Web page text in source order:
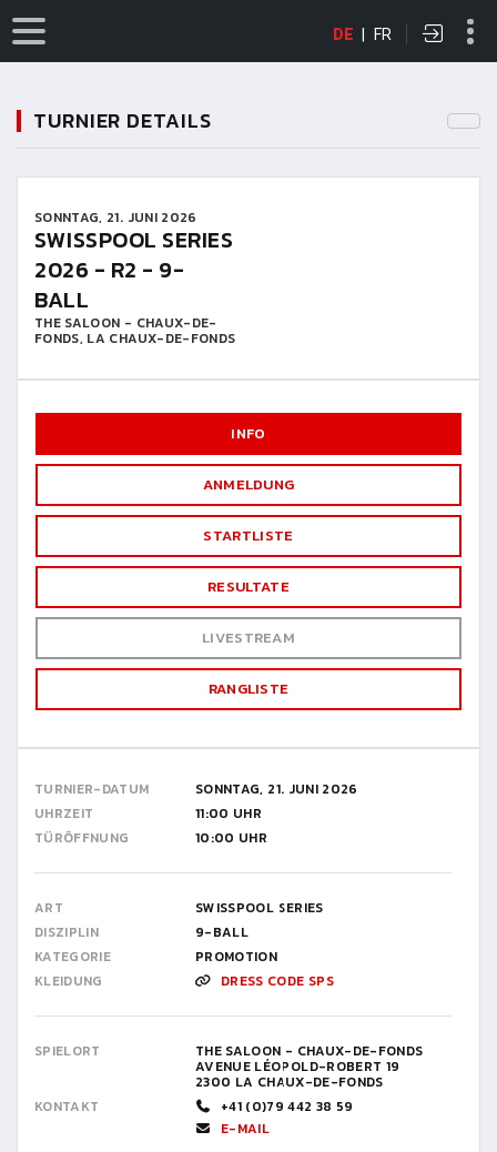
DE | FR
TURNIER DETAILS
SONNTAG, 21. JUNI 2026
SWISSPOOL SERIES
2026 - R2 - 9-
BALL
THE SALOON - CHAUX-DE-
FONDS, LA CHAUX-DE-FONDS
INFO
ANMELDUNG
STARTLISTE
RESULTATE
LIVESTREAM
RANGLISTE
TURNIER-DATUM
SONNTAG, 21. JUNI 2026
UHRZEIT
11:00 UHR
TÜRÖFFNUNG
10:00 UHR
ART
SWISSPOOL SERIES
DISZIPLIN
9-BALL
KATEGORIE
PROMOTION
KLEIDUNG
DRESS CODE SPS
SPIELORT THE SALOON - CHAUX-DE-FONDS
AVENUE LÉOPOLD-ROBERT 19
2300 LA CHAUX-DE-FONDS
KONTAKT
+41 (0)79 442 38 59
E-MAIL